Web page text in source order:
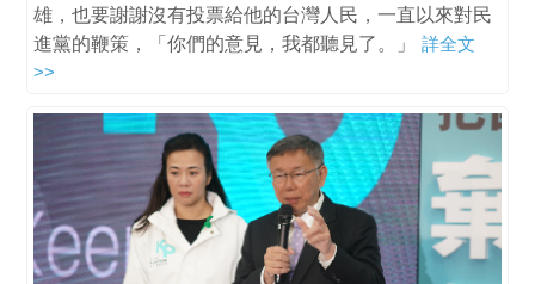
雄，也要謝謝沒有投票給他的台灣人民，一直以來對民
進黨的鞭策，「你們的意見，我都聽見了。」
詳全文
>>